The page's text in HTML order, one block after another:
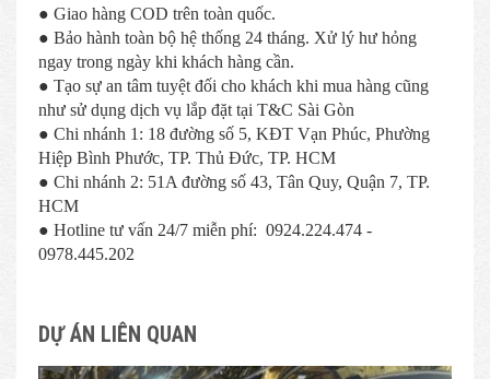
● Giao hàng COD trên toàn quốc.
● Bảo hành toàn bộ hệ thống 24 tháng. Xử lý hư hỏng
ngay trong ngày khi khách hàng cần.
● Tạo sự an tâm tuyệt đối cho khách khi mua hàng cũng
như sử dụng dịch vụ lắp đặt tại T&C Sài Gòn
● Chi nhánh 1: 18 đường số 5, KĐT Vạn Phúc, Phường
Hiệp Bình Phước, TP. Thủ Đức, TP. HCM
● Chi nhánh 2: 51A đường số 43, Tân Quy, Quận 7, TP.
HCM
● Hotline tư vấn 24/7 miễn phí: 0924.224.474 -
0978.445.202
DỰ ÁN LIÊN QUAN